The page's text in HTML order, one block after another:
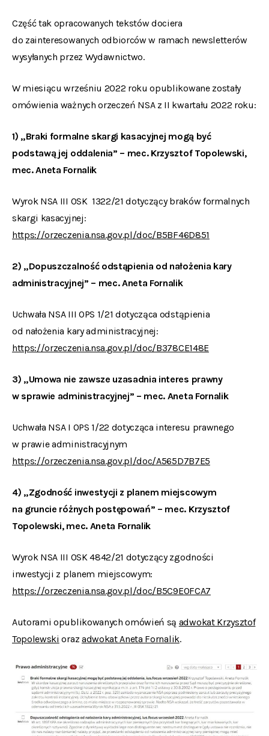
Część tak opracowanych tekstów dociera
do zainteresowanych odbiorców w ramach newsletterów
wysyłanych przez Wydawnictwo.
W miesiącu wrześniu 2022 roku opublikowane zostały
omówienia ważnych orzeczeń NSA z II kwartału 2022 roku:
1) „Braki formalne skargi kasacyjnej mogą być
podstawą jej oddalenia” – mec. Krzysztof Topolewski,
mec. Aneta Fornalik
Wyrok NSA III OSK 1322/21 dotyczący braków formalnych
skargi kasacyjnej:
https://orzeczenia.nsa.gov.pl/doc/B5BF46D851
2) „Dopuszczalność odstąpienia od nałożenia kary
administracyjnej” – mec. Aneta Fornalik
Uchwała NSA III OPS 1/21 dotycząca odstąpienia
od nałożenia kary administracyjnej:
https://orzeczenia.nsa.gov.pl/doc/B378CE148E
3) „Umowa nie zawsze uzasadnia interes prawny
w sprawie administracyjnej” – mec. Aneta Fornalik
Uchwała NSA I OPS 1/22 dotycząca interesu prawnego
w prawie administracyjnym
https://orzeczenia.nsa.gov.pl/doc/A565D7B7E5
4) „Zgodność inwestycji z planem miejscowym
na gruncie różnych postępowań” – mec. Krzysztof
Topolewski, mec. Aneta Fornalik
Wyrok NSA III OSK 4842/21 dotyczący zgodności
inwestycji z planem miejscowym:
https://orzeczenia.nsa.gov.pl/doc/B5C9E0FCA7
Autorami opublikowanych omówień są adwokat Krzysztof
Topolewski oraz adwokat Aneta Fornalik.